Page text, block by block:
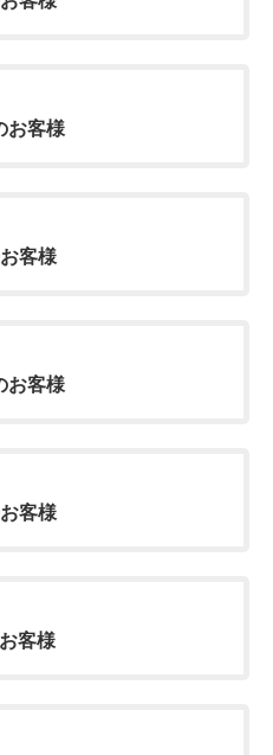
お客様
客様
お客様
客様
客様